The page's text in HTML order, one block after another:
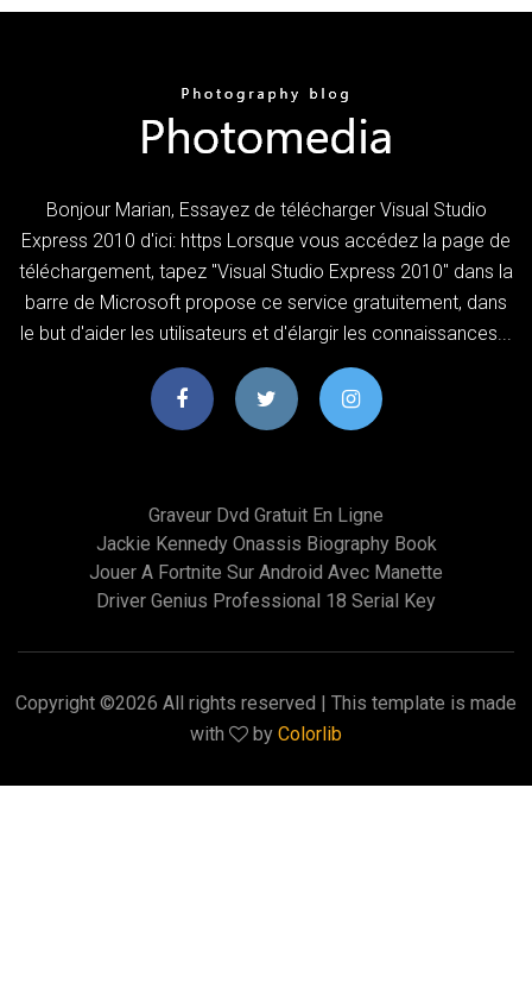
Bonjour Marian, Essayez de télécharger Visual Studio
Express 2010 d'ici: https Lorsque vous accédez la page de
téléchargement, tapez "Visual Studio Express 2010" dans la
barre de Microsoft propose ce service gratuitement, dans
le but d'aider les utilisateurs et d'élargir les connaissances...
Graveur Dvd Gratuit En Ligne
Jackie Kennedy Onassis Biography Book
Jouer A Fortnite Sur Android Avec Manette
Driver Genius Professional 18 Serial Key
Copyright ©2026 All rights reserved | This template is made
with
by Colorlib